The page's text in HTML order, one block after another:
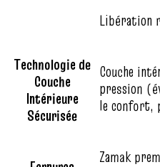
Libération
Technologie de
Couche
Intérieure
Sécurisée
Couche
pression
le confort,
Zamak